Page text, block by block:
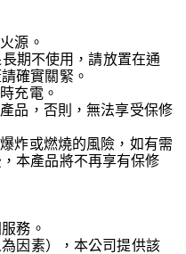
源。
期不使用，請放置在通
確實關緊。
充電。
品，否則，無法享受保修
炸或燃燒的風險，如有需
本產品將不再享有保修
務。
因素），本公司提供該